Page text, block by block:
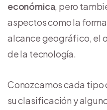
económica, pero
aspectos como la
alcance geográfico, el
de la tecnología.
Conozcamos cada tipo
su clasificación y